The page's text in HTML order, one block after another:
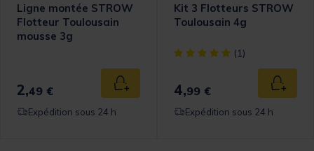
Ligne montée STROW
Flotteur Toulousain
mousse 3g
2,49 € Ajouter au panier
Expédition sous 24 h
Kit 3 Flotteurs STROW
Toulousain 4g
[object Object] out of 5
(1)
4,99 €
Expédition sous 24 h